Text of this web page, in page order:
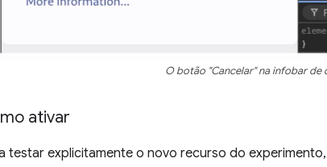
O botão "Cancelar" na infobar
ativar
testar explicitamente o novo recurso do